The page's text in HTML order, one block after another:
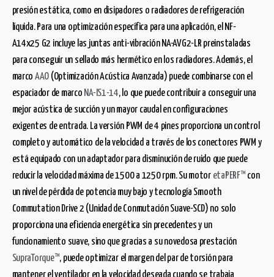
presión estática, como en disipadores o radiadores de refrigeración
líquida. Para una optimización específica para una aplicación, el NF-
A14x25 G2 incluye las juntas anti-vibración NA-AVG2-LR preinstaladas
para conseguir un sellado más hermético en los radiadores. Además, el
marco AAO (Optimización Acústica Avanzada) puede combinarse con el
espaciador de marco NA-IS1-14, lo que puede contribuir a conseguir una
mejor acústica de succión y un mayor caudal en configuraciones
exigentes de entrada. La versión PWM de 4 pines proporciona un control
completo y automático de la velocidad a través de los conectores PWM y
está equipado con un adaptador para disminución de ruido que puede
reducir la velocidad máxima de 1500 a 1250 rpm. Su motor etaPERF™ con
un nivel de pérdida de potencia muy bajo y tecnología Smooth
Commutation Drive 2 (Unidad de Conmutación Suave-SCD) no solo
proporciona una eficiencia energética sin precedentes y un
funcionamiento suave, sino que gracias a su novedosa prestación
SupraTorque™, puede optimizar el margen del par de torsión para
mantener el ventilador en la velocidad deseada cuando se trabaja